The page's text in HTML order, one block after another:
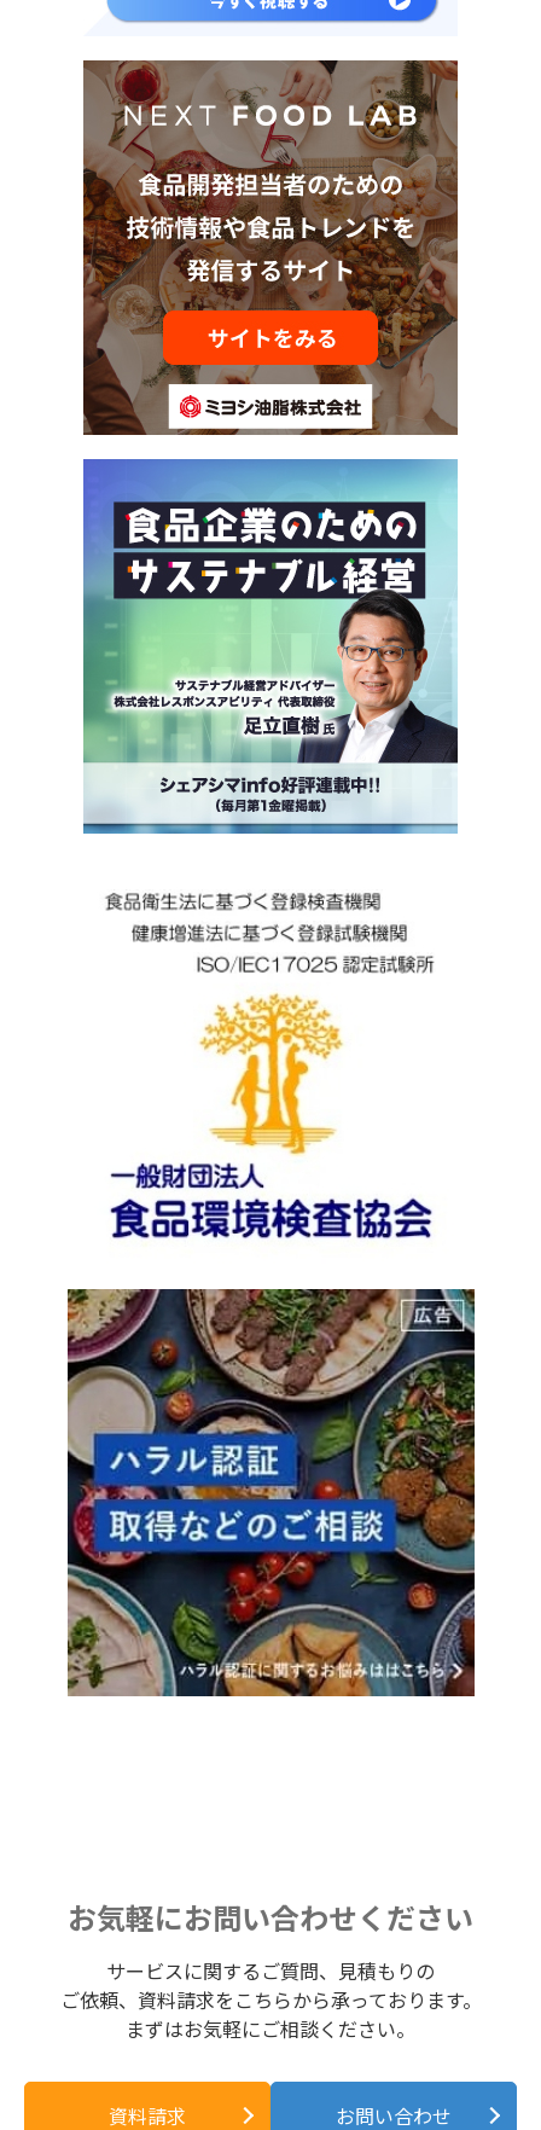
お気軽にお問い合わせください
サービスに関するご質問、見積もりの
ご依頼、資料請求をこちらから承っております。
まずはお気軽にご相談ください。
資料請求 お問い合わせ